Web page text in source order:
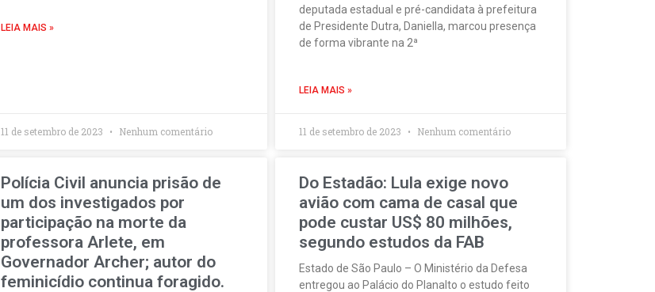
LEIA MAIS »
11 de setembro de 2023 Nenhum comentário
deputada estadual e pré-candidata à prefeitura
de Presidente Dutra, Daniella, marcou presença
de forma vibrante na 2ª
LEIA MAIS »
11 de setembro de 2023 Nenhum comentário
Polícia Civil anuncia prisão de
um dos investigados por
participação na morte da
professora Arlete, em
Governador Archer; autor do
feminicídio continua foragido.
Do Estadão: Lula exige novo
avião com cama de casal que
pode custar US$ 80 milhões,
segundo estudos da FAB
Estado de São Paulo – O Ministério da Defesa
entregou ao Palácio do Planalto o estudo feito